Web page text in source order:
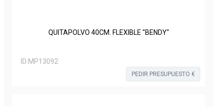
QUITAPOLVO 40CM. FLEXIBLE "BENDY"
ID:MP13092
PEDIR PRESUPUESTO €